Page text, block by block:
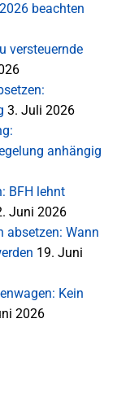
beachten
versteuernde
3. Juli 2026
anhängig
BFH lehnt
Juni 2026
absetzen: Wann
19. Juni
Kein
2026